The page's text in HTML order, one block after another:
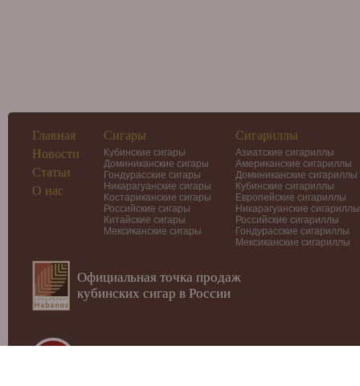
Главная
Новости
Статьи
О нас
Сигары
Кубинские сигары
Доминиканские сигары
Гондурасские сигары
Никарагуанские сигары
Костариканские сигары
Российские сигары
Китайские сигары
Мексиканские сигары
Сигариллы
Азиатские сигариллы
Американские сигариллы
Доминиканские сигариллы
Кубинские сигариллы
Европейские сигариллы
Никарагуанские сигариллы
Российские сигариллы
Гондурасские сигариллы
Мексиканские сигариллы
Официальная точка продаж
кубинских сигар в России